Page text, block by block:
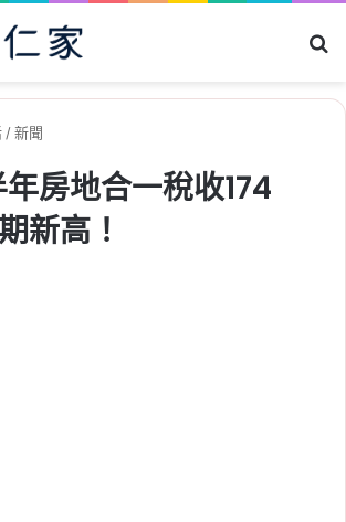
/新聞
房地合一稅收174
新高！